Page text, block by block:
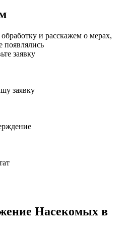
и расскажем о мерах,
появлялись
Насекомых в